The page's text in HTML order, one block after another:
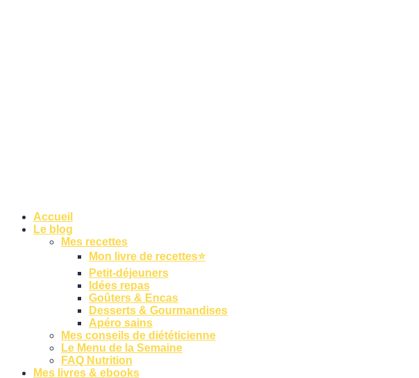
Accueil
Le blog
Mes recettes
Mon livre de recettes⭐
Petit-déjeuners
Idées repas
Goûters & Encas
Desserts & Gourmandises
Apéro sains
Mes conseils de diététicienne
Le Menu de la Semaine
FAQ Nutrition
Mes livres & ebooks